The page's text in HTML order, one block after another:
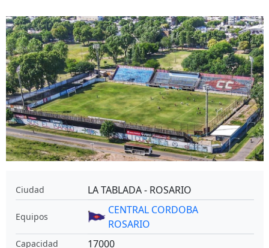
Ciudad LA TABLADA - ROSARIO
Equipos
CENTRAL CORDOBA
ROSARIO
Capacidad 17000